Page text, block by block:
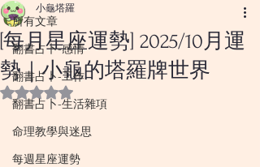
所有文章
翻書占卜-感情
翻書占卜-工作
翻書占卜-生活雜項
命理教學與迷思
每週星座運勢
[每月星座運勢] 2025/10月運
勢｜小龜的塔羅牌世界
小龜塔羅
評等為 NaN（最高為 5 顆星）。